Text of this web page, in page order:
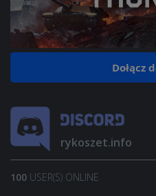
Dołącz
rykoszet.info
100 USER(S) ONLINE